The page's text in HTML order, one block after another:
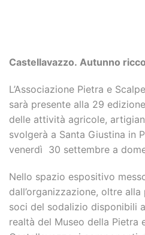
Castellavazzo. Autunno
L’Associazione Pietra e
sarà presente alla 29
delle attività agricole,
svolgerà a Santa Giustina in
venerdì 30 settembre a
Nello spazio espositivo
dall’organizzazione, oltre
soci del sodalizio disponibili
realtà del Museo della Pietra